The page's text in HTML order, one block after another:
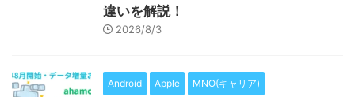
違いを解説！
2026/8/3
Android Apple MNO(キャリア)